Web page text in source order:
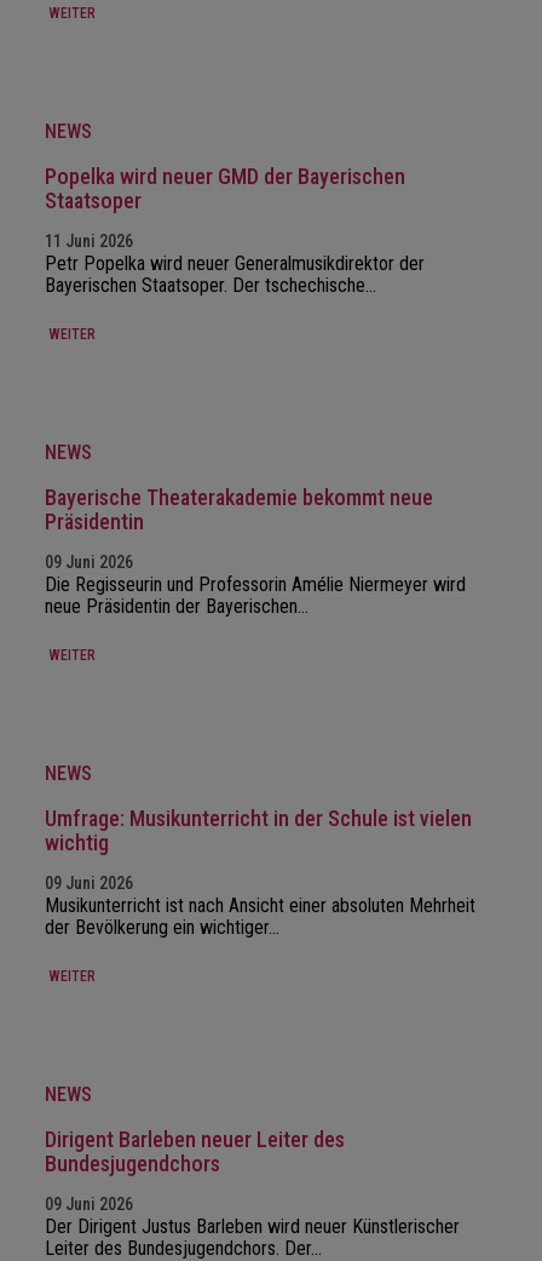
WEITER
NEWS
Popelka wird neuer GMD der Bayerischen
Staatsoper
11 Juni 2026
Petr Popelka wird neuer Generalmusikdirektor der
Bayerischen Staatsoper. Der tschechische…
WEITER
NEWS
Bayerische Theaterakademie bekommt neue
Präsidentin
09 Juni 2026
Die Regisseurin und Professorin Amélie Niermeyer wird
neue Präsidentin der Bayerischen…
WEITER
NEWS
Umfrage: Musikunterricht in der Schule ist vielen
wichtig
09 Juni 2026
Musikunterricht ist nach Ansicht einer absoluten Mehrheit
der Bevölkerung ein wichtiger…
WEITER
NEWS
Dirigent Barleben neuer Leiter des
Bundesjugendchors
09 Juni 2026
Der Dirigent Justus Barleben wird neuer Künstlerischer
Leiter des Bundesjugendchors. Der…